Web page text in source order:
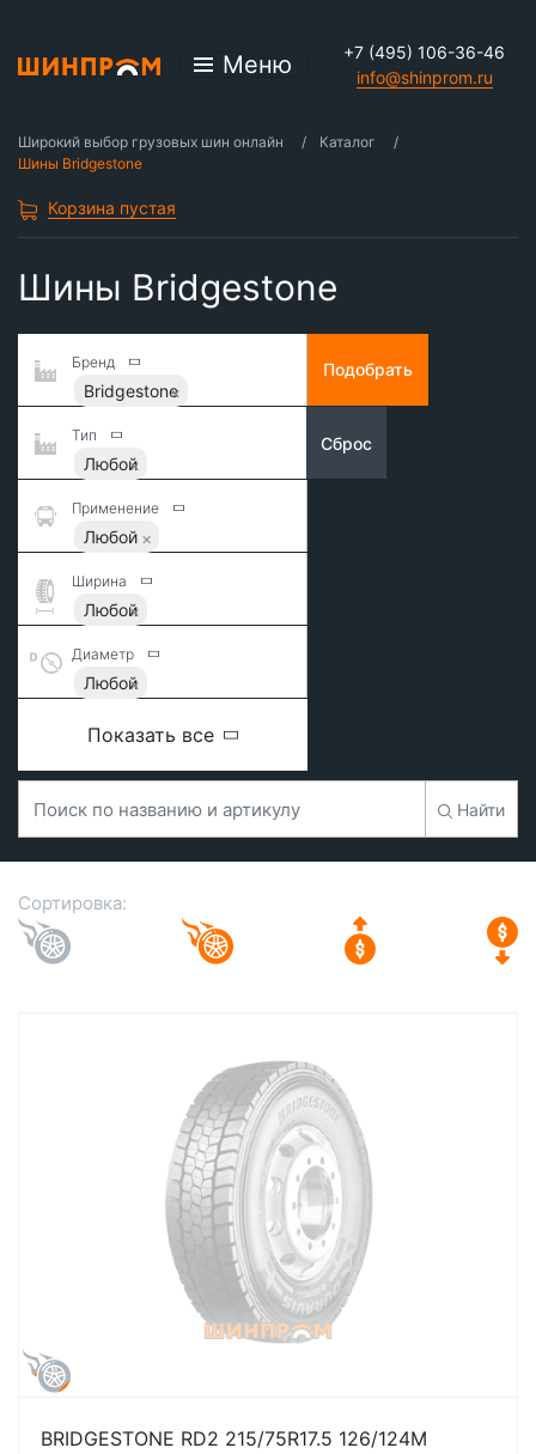
Меню
+7 (495) 106-36-46
info@shinprom.ru
Широкий выбор грузовых шин онлайн
Каталог
Шины Bridgestone
Корзина пустая
Шины Bridgestone
Бренд
Bridgestone
Тип
Любой
Применение
Любой
Ширина
Любой
Диаметр
Любой
Показать все
Подобрать
Сброс
Найти
Сортировка:
BRIDGESTONE RD2 215/75R17.5 126/124M